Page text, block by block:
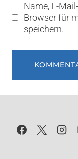
Name, E-
Browser für
speichern.